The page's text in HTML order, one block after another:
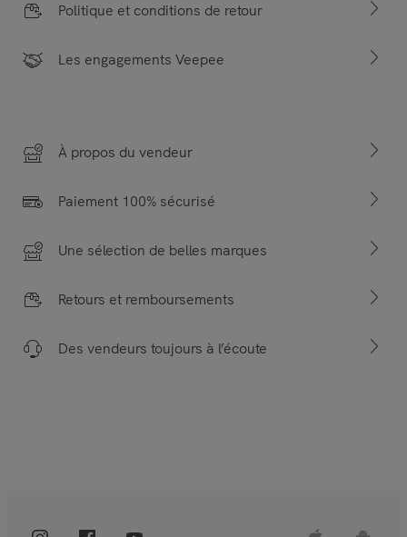
Politique et conditions de retour
Les engagements Veepee
À propos du vendeur
Paiement 100% sécurisé
Une sélection de belles marques
Retours et remboursements
Des vendeurs toujours à l’écoute